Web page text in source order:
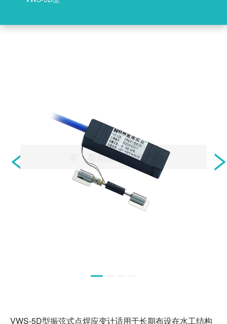
葛南云®小程序
读数仪云平台
水库建设及运行初期安全管理平台
小型水库大坝安全监测及水雨情测报系统
DataMint® HAT手机端APP
VWS-5D型振弦式点焊应变计适用于长期布设在水工结构